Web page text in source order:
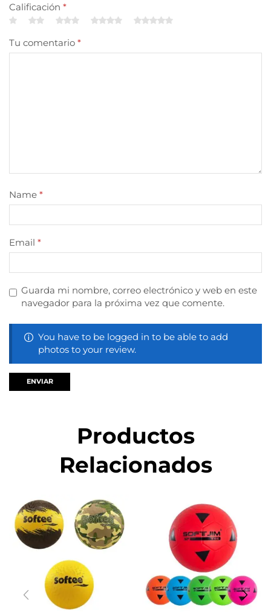
Calificación *
Tu comentario *
Name *
Email *
Guarda mi nombre, correo electrónico y web en este
navegador para la próxima vez que comente.
You have to be logged in to be able to add
photos to your review.
Productos
Relacionados